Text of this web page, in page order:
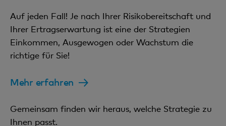
Auf jeden Fall! Je nach Ihrer Risikobereitschaft und
Ihrer Ertragserwartung ist eine der Strategien
Einkommen, Ausgewogen oder Wachstum die
richtige für Sie!
Mehr erfahren
Gemeinsam finden wir heraus, welche Strategie zu
Ihnen passt.